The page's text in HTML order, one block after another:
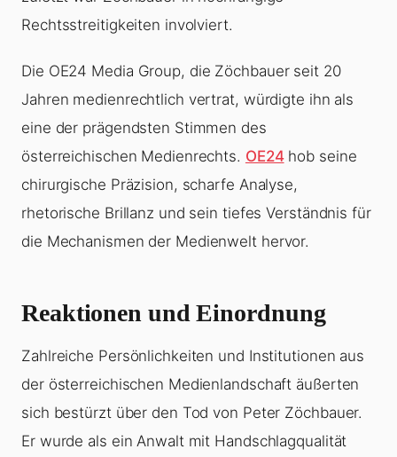
Rechtsstreitigkeiten involviert.
Die OE24 Media Group, die Zöchbauer seit 20
Jahren medienrechtlich vertrat, würdigte ihn als
eine der prägendsten Stimmen des
österreichischen Medienrechts. OE24hob seine
chirurgische Präzision, scharfe Analyse,
rhetorische Brillanz und sein tiefes Verständnis für
die Mechanismen der Medienwelt hervor.
Reaktionen und Einordnung
Zahlreiche Persönlichkeiten und Institutionen aus
der österreichischen Medienlandschaft äußerten
sich bestürzt über den Tod von Peter Zöchbauer.
Er wurde als ein Anwalt mit Handschlagqualität